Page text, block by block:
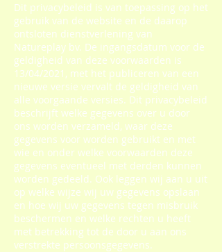
Dit privacybeleid is van toepassing op het
gebruik van de website en de daarop
ontsloten dienstverlening van
Natureplay bv. De ingangsdatum voor de
geldigheid van deze voorwaarden is
13/04/2021, met het publiceren van een
nieuwe versie vervalt de geldigheid van
alle voorgaande versies. Dit privacybeleid
beschrijft welke gegevens over u door
ons worden verzameld, waar deze
gegevens voor worden gebruikt en met
wie en onder welke voorwaarden deze
gegevens eventueel met derden kunnen
worden gedeeld. Ook leggen wij aan u uit
op welke wijze wij uw gegevens opslaan
en hoe wij uw gegevens tegen misbruik
beschermen en welke rechten u heeft
met betrekking tot de door u aan ons
verstrekte persoonsgegevens.